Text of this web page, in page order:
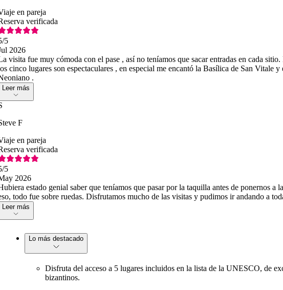
en pareja
verificada
/5
2026
visita fue muy cómoda con el pase , así no teníamos que sacar entradas en cada
cinco lugares son espectaculares , en especial me encantó la Basílica de San Vitale
.
Leer más
F
en pareja
verificada
/5
2026
estado genial saber que teníamos que pasar por la taquilla antes de ponernos a
todo fue sobre ruedas. Disfrutamos mucho de las visitas y pudimos ir andando a
Leer más
Lo más destacado
Disfruta del acceso a 5 lugares incluidos en la lista de la UNESCO, de
bizantinos.